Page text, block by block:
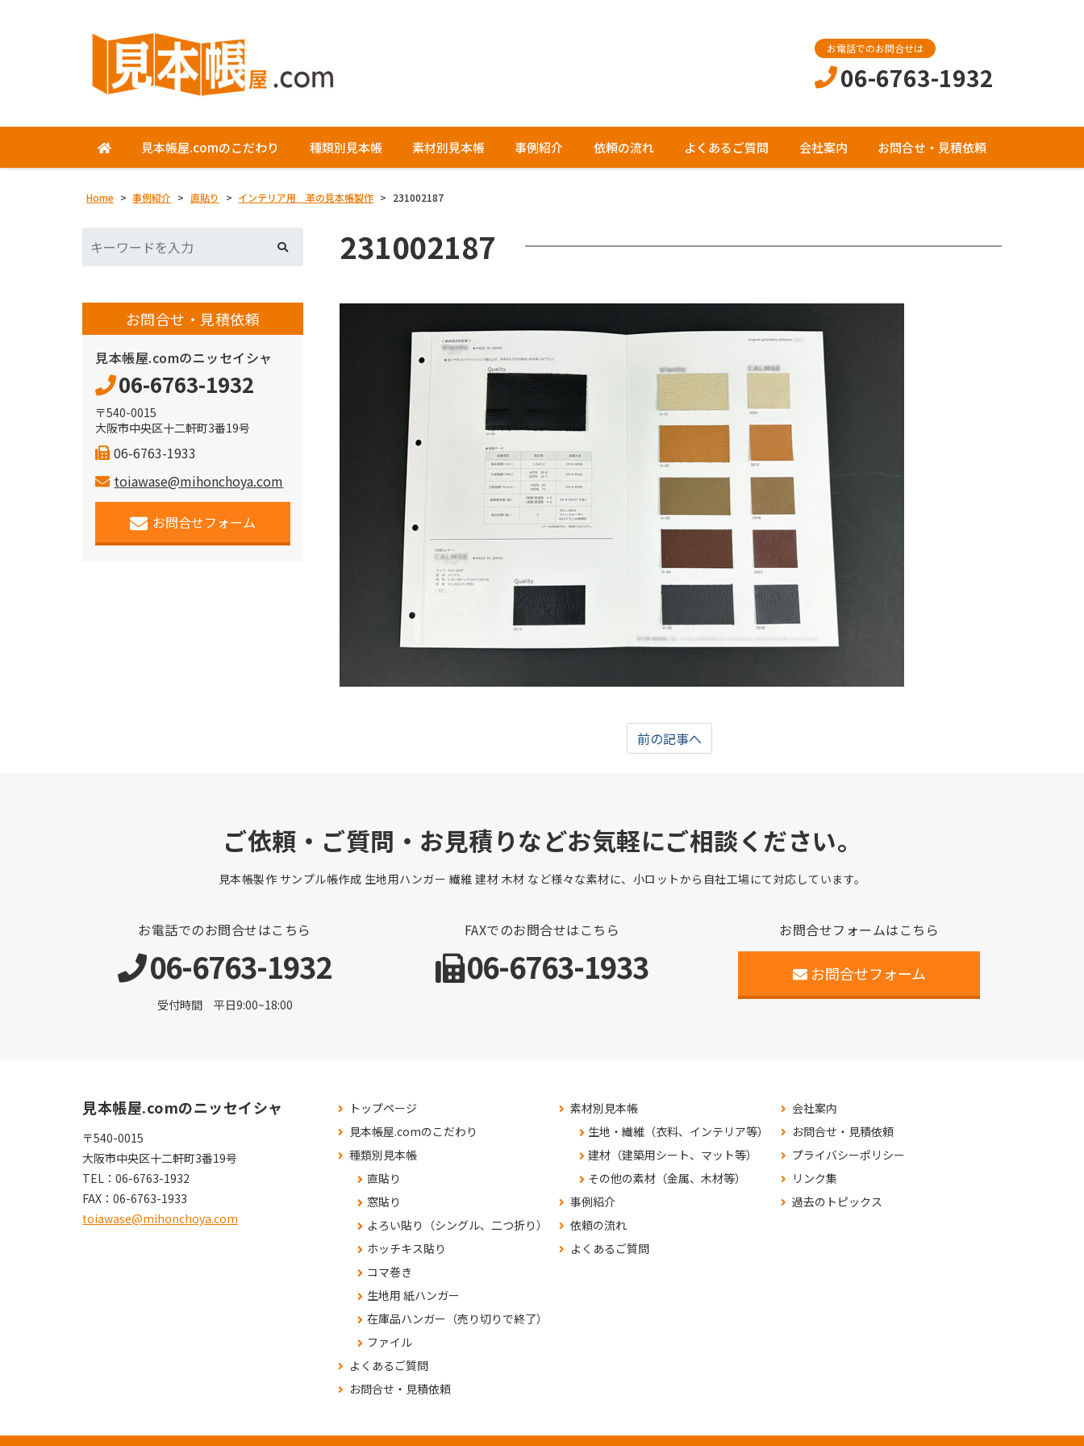
お電話でのお問合せは
06-6763-1932
見本帳屋.comのこだわり 種類別見本帳 素材別見本帳 事例紹介 依頼の流れ よくあるご質問 会社案内 お問合せ・見積依頼
Home > 事例紹介 > 直貼り > インテリア用 革の見本帳製作 > 231002187
231002187
前の記事へ
お問合せ・見積依頼
見本帳屋.comのニッセイシャ
06-6763-1932
〒540-0015
大阪市中央区十二軒町3番19号
06-6763-1933
toiawase@mihonchoya.com
お問合せフォーム
ご依頼・ご質問・お見積りなどお気軽にご相談ください。
見本帳製作 サンプル帳作成 生地用ハンガー 繊維 建材 木材 など様々な素材に、小ロットから自社工場にて対応しています。
お電話でのお問合せはこちら
06-6763-1932
受付時間 平日9:00~18:00
FAXでのお問合せはこちら
06-6763-1933
お問合せフォームはこちら
お問合せフォーム
見本帳屋.comのニッセイシャ
〒540-0015
大阪市中央区十二軒町3番19号
TEL： 06-6763-1932
FAX： 06-6763-1933
toiawase@mihonchoya.com
トップページ
見本帳屋.comのこだわり
種類別見本帳
直貼り
窓貼り
よろい貼り（シングル、二つ折り）
ホッチキス貼り
コマ巻き
生地用 紙ハンガー
在庫品ハンガー（売り切りで終了）
ファイル
よくあるご質問
お問合せ・見積依頼
素材別見本帳
生地・繊維（衣料、インテリア等）
建材（建築用シート、マット等）
その他の素材（金属、木材等）
事例紹介
依頼の流れ
よくあるご質問
会社案内
お問合せ・見積依頼
プライバシーポリシー
リンク集
過去のトピックス